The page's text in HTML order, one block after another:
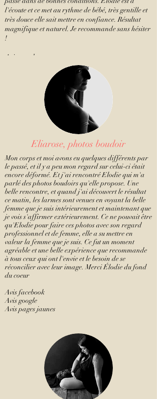
l'écoute et ce met au rythme de bébé, très gentille et
très douce elle sait mettre en confiance. Résultat
magnifique et naturel. Je recommande sans hésiter
!
Avis google
Eliarose, photos boudoir
Mon corps et moi avons eu quelques différents par
le passé, et il y a peu mon regard sur celui-ci était
encore déformé. Et j'ai rencontré Elodie qui m'a
parlé des photos boudoirs qu'elle propose. Une
belle rencontre, et quand j'ai découvert le résultat
ce matin, les larmes sont venues en voyant la belle
femme que je suis intérieurement et maintenant que
je vois s'affirmer extérieurement. Ce ne pouvait être
qu'Elodie pour faire ces photos avec son regard
professionnel et de femme, elle a su mettre en
valeur la femme que je suis. Ce fut un moment
agréable et une belle expérience que recommande
à tous ceux qui ont l'envie et le besoin de se
réconcilier avec leur image. Merci Élodie du fond
du coeur
Avis facebook
Avis google
Avis pages jaunes